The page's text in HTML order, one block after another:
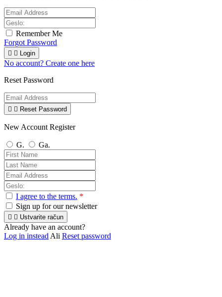
Remember Me
Forgot Password
  Login
No account? Create one here
Reset Password
  Reset Password
New Account Register
G. Ga.
I agree to the terms. *
Sign up for our newsletter
  Ustvarite račun
Already have an account?
Log in instead Ali Reset password